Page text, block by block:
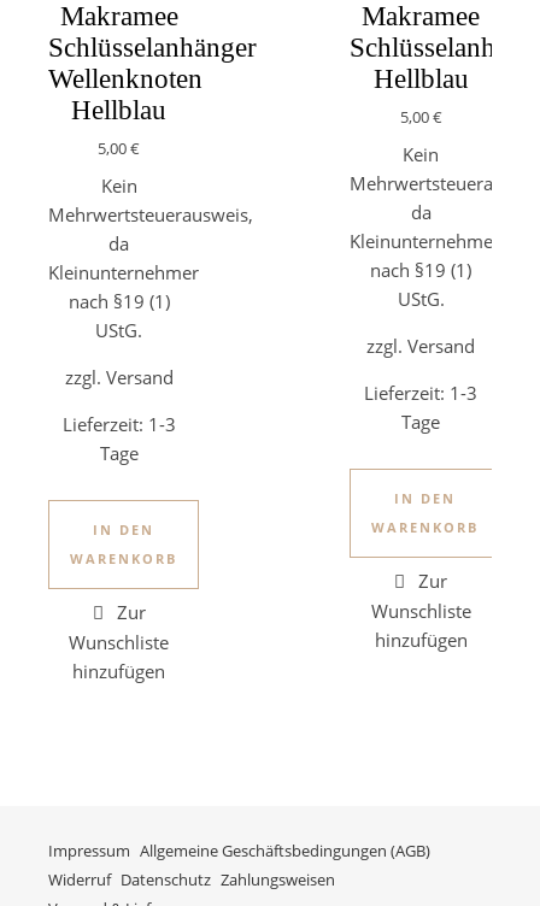
Makramee
Schlüsselanhänger
Wellenknoten
Hellblau
5,00€
Kein
Mehrwertsteuerausweis,
da
Kleinunternehmer
nach §19 (1)
UStG.
zzgl. Versand
Lieferzeit: 1-3
Tage
IN DEN
WARENKORB
Makramee
Hellblau
5,00€
Kein
da
Kleinunternehmer
nach §19 (1)
UStG.
zzgl. Versand
Lieferzeit: 1-3
Tage
IN DEN
WARENKORB
Impressum Allgemeine Geschäftsbedingungen (AGB)
Widerruf Datenschutz Zahlungsweisen